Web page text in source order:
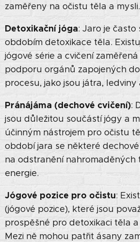
zaměřeny na očistu těla a mysli.
Detoxikační jóga: Jaro je často
obdobím detoxikace těla.
jógové série a cvičení
podporu orgánů zapojených
procesu, jako jsou játra, ledviny
Pránájáma (dechové cvičení):
jsou důležitou součástí jógy a
účinným nástrojem pro očistu
období jara se některé
na odstranění nahromaděných
energie.
Jógové pozice pro očistu:
(jógové pozice), které jsou
prospěšné pro detoxikaci těla
Mezi ně mohou patřit ásany